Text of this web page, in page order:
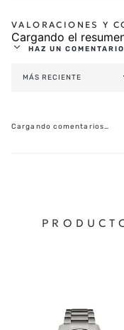
Cargando el
HAZ UN COMENTARIO
MÁS RECIENTE
Cargando comentarios…